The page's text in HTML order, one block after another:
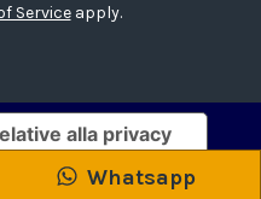
Serviceapply.
Whatsapp
alla privacy